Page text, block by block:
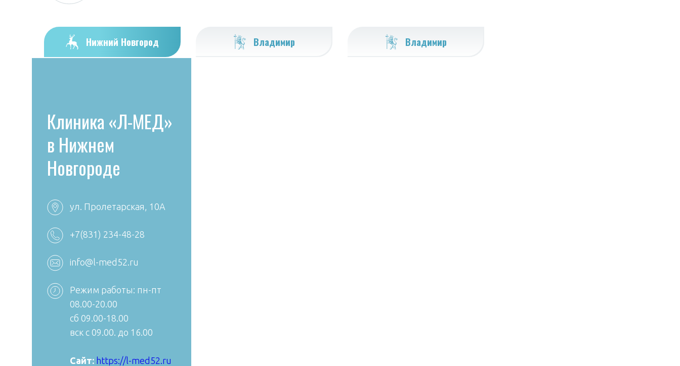
Нижний Новгород Владимир Владимир
+7 (4922) 38-30-00 +7
Сайт:
Клиника «Л-МЕД»
в Нижнем
Новгороде
ул. Пролетарская, 10А
+7(831) 234-48-28
info@l-med52.ru
Режим работы: пн-пт
08.00-20.00
сб 09.00-18.00
вск с 09.00. до 16.00
Сайт: https://l-med52.ru